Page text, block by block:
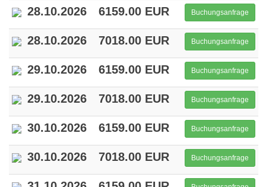
28.10.2026 6159.00 EUR Buchungsanfrage
28.10.2026 7018.00 EUR Buchungsanfrage
29.10.2026 6159.00 EUR Buchungsanfrage
29.10.2026 7018.00 EUR Buchungsanfrage
30.10.2026 6159.00 EUR Buchungsanfrage
30.10.2026 7018.00 EUR Buchungsanfrage